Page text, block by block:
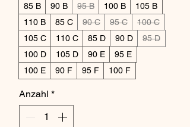
85 B 90 B 95 B 100 B
105 B
110 B
85 C 90 C 95 C
100 C
105 C
110 C 85 D 90 D
95 D
100 D
105 D 90 E
95 E
100 E
90 F 95 F 100 F
Anzahl *